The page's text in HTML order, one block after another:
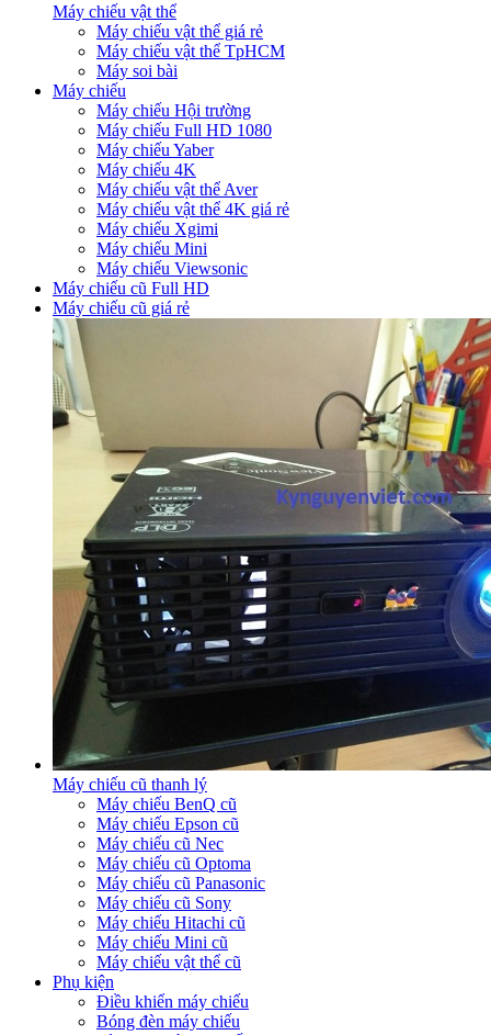
Máy chiếu vật thể
Máy chiếu vật thể giá rẻ
Máy chiếu vật thể TpHCM
Máy soi bài
Máy chiếu
Máy chiếu Hội trường
Máy chiếu Full HD 1080
Máy chiếu Yaber
Máy chiếu 4K
Máy chiếu vật thể Aver
Máy chiếu vật thể 4K giá rẻ
Máy chiếu Xgimi
Máy chiếu Mini
Máy chiếu Viewsonic
Máy chiếu cũ Full HD
Máy chiếu cũ giá rẻ
Máy chiếu cũ thanh lý
Máy chiếu BenQ cũ
Máy chiếu Epson cũ
Máy chiếu cũ Nec
Máy chiếu cũ Optoma
Máy chiếu cũ Panasonic
Máy chiếu cũ Sony
Máy chiếu Hitachi cũ
Máy chiếu Mini cũ
Máy chiếu vật thể cũ
Phụ kiện
Điều khiển máy chiếu
Bóng đèn máy chiếu